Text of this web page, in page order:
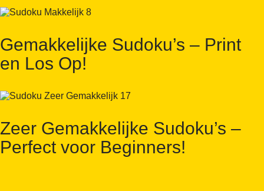
Gemakkelijke Sudoku’s – Print
en Los Op!
Zeer Gemakkelijke Sudoku’s –
Perfect voor Beginners!